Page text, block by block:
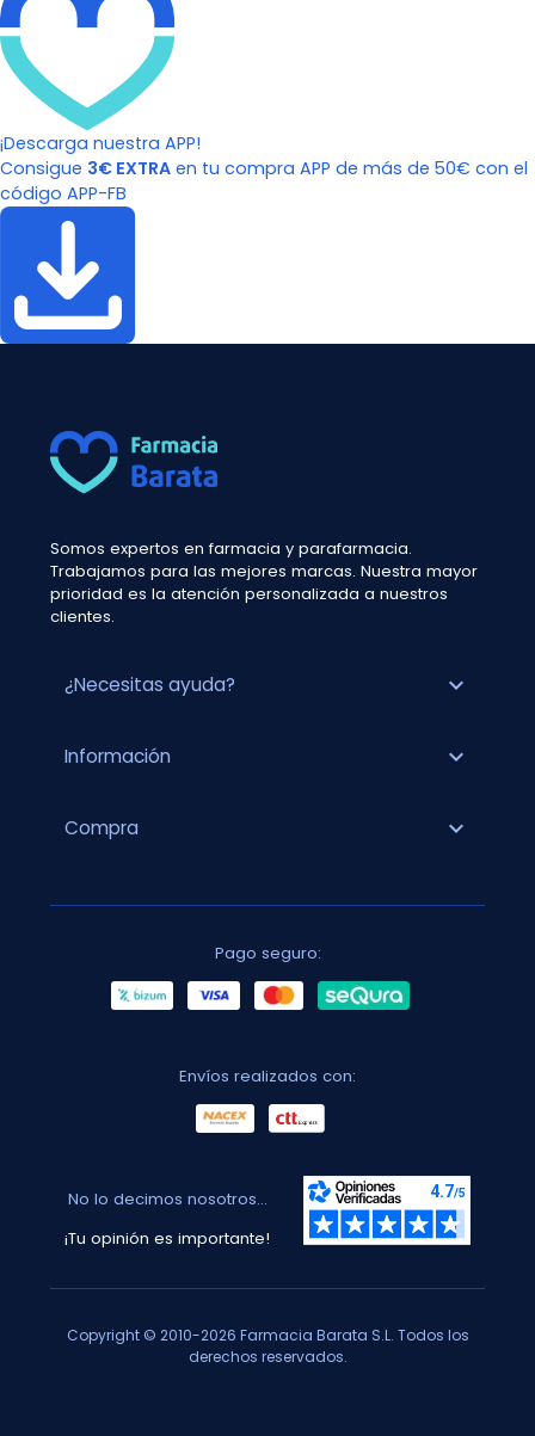
¡Descarga nuestra APP!
Consigue 3€ EXTRA en tu compra APP de más de 50€ con el
código APP-FB
Somos expertos en farmacia y parafarmacia.
Trabajamos para las mejores marcas. Nuestra mayor
prioridad es la atención personalizada a nuestros
clientes.
¿Necesitas ayuda? expand_more
Información expand_more
Compra expand_more
Pago seguro:
Envíos realizados con:
No lo decimos nosotros...
¡Tu opinión es importante!
Copyright © 2010-2026 Farmacia Barata S.L. Todos los
derechos reservados.